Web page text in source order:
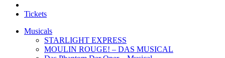
Tickets
Musicals
STARLIGHT EXPRESS
MOULIN ROUGE! – DAS MUSICAL